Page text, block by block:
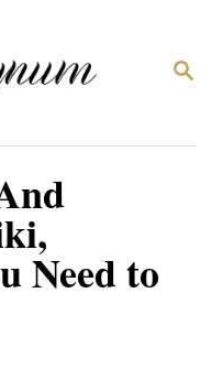
検
Need to